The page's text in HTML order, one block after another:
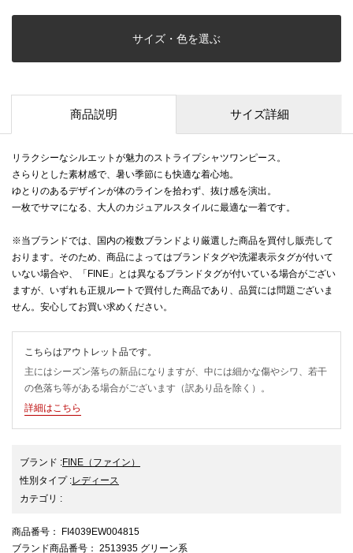
サイズ・色を選ぶ
商品説明 サイズ詳細
リラクシーなシルエットが魅力のストライプシャツワンピース。
さらりとした素材感で、暑い季節にも快適な着心地。
ゆとりのあるデザインが体のラインを拾わず、抜け感を演出。
一枚でサマになる、大人のカジュアルスタイルに最適な一着です。
※当ブランドでは、国内の複数ブランドより厳選した商品を買付し販売して
おります。そのため、商品によってはブランドタグや洗濯表示タグが付いて
いない場合や、「FINE」とは異なるブランドタグが付いている場合がござい
ますが、いずれも正規ルートで買付した商品であり、品質には問題ございま
せん。安心してお買い求めください。
こちらはアウトレット品です。
主にはシーズン落ちの新品になりますが、中には細かな傷やシワ、若干
の色落ち等がある場合がございます（訳あり品を除く）。
詳細はこちら
ブランド :FINE （ファイン）
性別タイプ:レディース
カテゴリ :
商品番号 ： FI4039EW004815
ブランド商品番号 ： 2513935 グリーン系